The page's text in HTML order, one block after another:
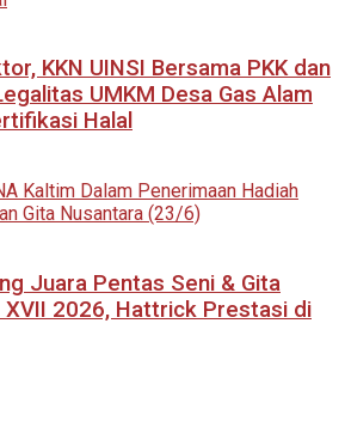
KKN UINSI Bersama PKK dan
UMKM Desa Gas Alam
Halal
Juara Pentas Seni & Gita
XVII 2026, Hattrick Prestasi di